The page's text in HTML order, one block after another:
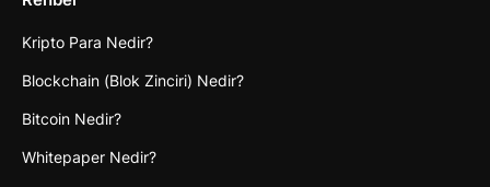
Kripto Para Nedir?
Blockchain (Blok Zinciri) Nedir?
Bitcoin Nedir?
Whitepaper Nedir?